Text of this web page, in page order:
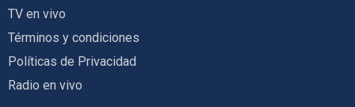
TV en vivo
Términos y condiciones
Políticas de Privacidad
Radio en vivo